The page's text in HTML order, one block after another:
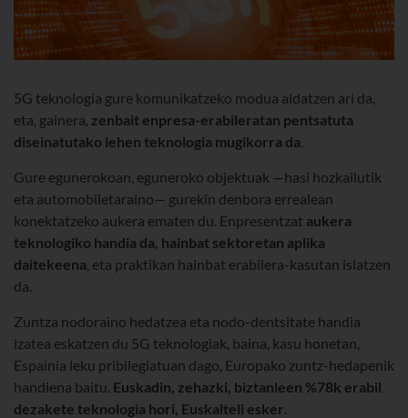
5G teknologia gure komunikatzeko modua aldatzen ari da,
eta, gainera, zenbait enpresa-erabileratan pentsatuta
diseinatutako lehen teknologia mugikorra da.
Gure egunerokoan, eguneroko objektuak —hasi hozkailutik
eta automobiletaraino— gurekin denbora errealean
konektatzeko aukera ematen du. Enpresentzat aukera
teknologiko handia da, hainbat sektoretan aplika
daitekeena, eta praktikan hainbat erabilera-kasutan islatzen
da.
Zuntza nodoraino hedatzea eta nodo-dentsitate handia
izatea eskatzen du 5G teknologiak, baina, kasu honetan,
Espainia leku pribilegiatuan dago, Europako zuntz-hedapenik
handiena baitu. Euskadin, zehazki, biztanleen %78k erabil
dezakete teknologia hori, Euskalteli esker.